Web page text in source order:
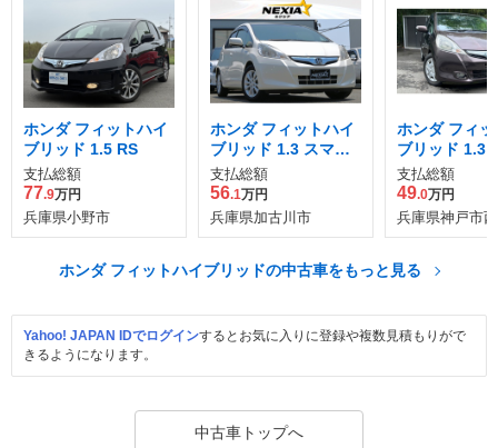
ホンダ フィットハイ
ブリッド 1.5 RS
支払総額
77.9万円
兵庫県小野市
ホンダ フィットハイ
ブリッド 1.3 スマー
トセレクション ファ
インスタイル
支払総額
56.1万円
兵庫県加古川市
ホンダ フィ
ブリッド 1.3
ニバーサリー
支払総額
49.0万円
兵庫県神戸市
ホンダ フィットハイブリッドの中古車をもっと見る
Yahoo! JAPAN IDでログインするとお気に入りに登録や複数見積もりがで
きるようになります。
中古車トップへ